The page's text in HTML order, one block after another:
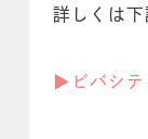
詳しくは下
▶︎ビバシテ